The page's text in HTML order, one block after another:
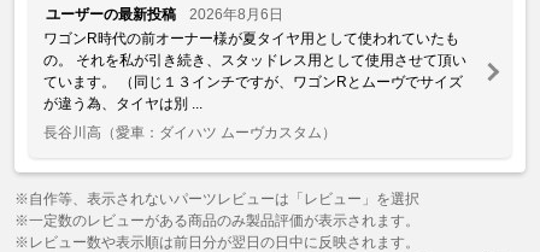
ユーザーの最新投稿
2026年8月6日
ワゴンR時代の前オーナー様が夏タイヤ用として使われていたも
の。 それを私が引き続き、スタッドレス用として使用させて頂い
ています。 （同じ１３インチですが、ワゴンRとムーヴでサイズ
が違う為、タイヤは別 ...
長谷川高 （愛車：ダイハツ ムーヴカスタム）
※自作等、表示されないパーツレビューは「レビュー」を選択
※一定数のレビューがある商品のみ製品評価が表示されます。
※レビュー数や表示順は前日分が翌日の日中に反映されます。